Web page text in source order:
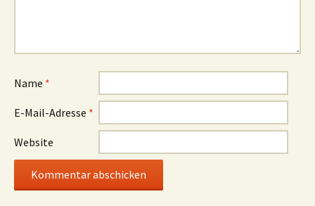
Name *
E-Mail-Adresse *
Website